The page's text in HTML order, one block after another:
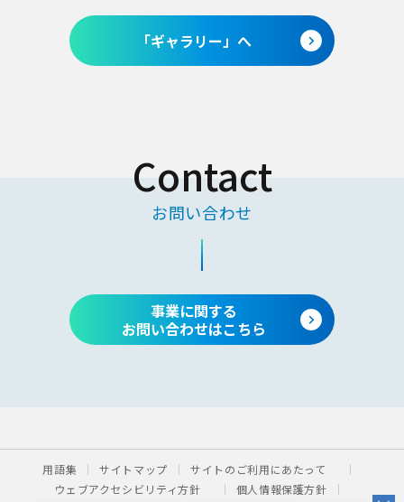
「ギャラリー」へ
Contact
お問い合わせ
事業に関する
お問い合わせはこちら
用語集 サイトマップ
サイトのご利用にあたって
ウェブアクセシビリティ方針
個人情報保護方針